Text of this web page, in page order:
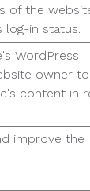
of the
log-in status.
WordPress
owner to
content in
improve the